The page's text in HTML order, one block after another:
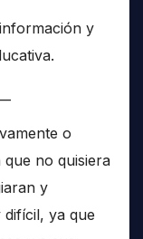
y
o
no quisiera
y
ya que